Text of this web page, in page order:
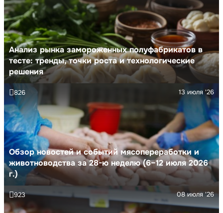
Анализ рынка замороженных полуфабрикатов в
тесте: тренды, точки роста и технологические
решения
Обзор новостей и событий мясопереработки и
животноводства за 28-ю неделю (6–12 июля 2026
г.)
13 июля '26
826
08 июля '26
923